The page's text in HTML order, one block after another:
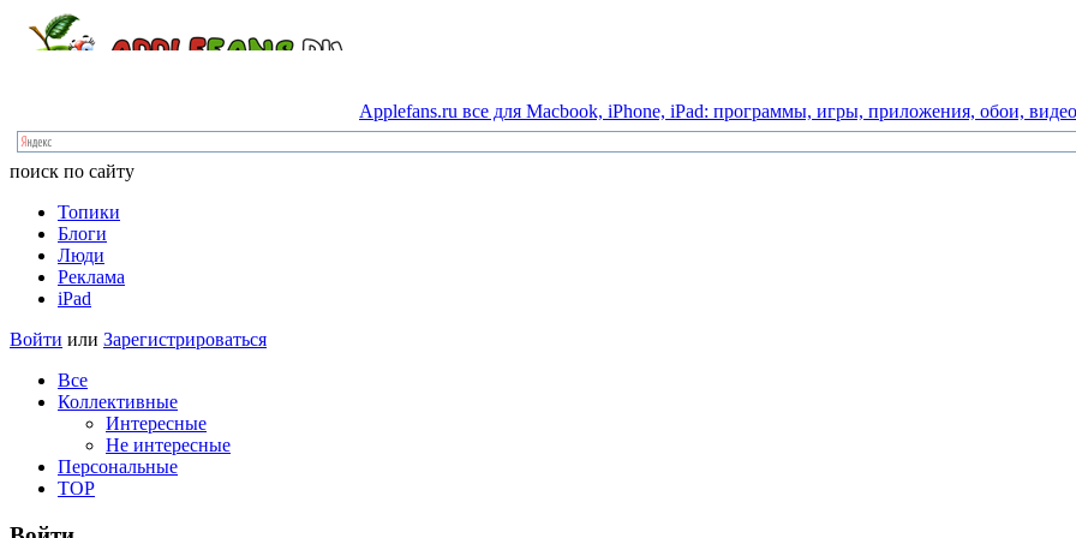
Applefans.ru все для Macbook, iPhone, iPad: программы, игры, приложения, обои, видео
поиск по сайту
Топики
Блоги
Люди
Реклама
iPad
Войти или Зарегистрироваться
Все
Коллективные
Интересные
Не интересные
Персональные
TOP